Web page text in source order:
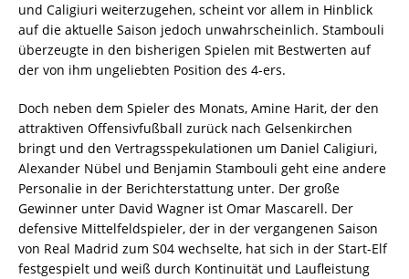
und Caligiuri weiterzugehen, scheint vor allem in Hinblick
auf die aktuelle Saison jedoch unwahrscheinlich. Stambouli
überzeugte in den bisherigen Spielen mit Bestwerten auf
der von ihm ungeliebten Position des 4-ers.
Doch neben dem Spieler des Monats, Amine Harit, der den
attraktiven Offensivfußball zurück nach Gelsenkirchen
bringt und den Vertragsspekulationen um Daniel Caligiuri,
Alexander Nübel und Benjamin Stambouli geht eine andere
Personalie in der Berichterstattung unter. Der große
Gewinner unter David Wagner ist Omar Mascarell. Der
defensive Mittelfeldspieler, der in der vergangenen Saison
von Real Madrid zum S04 wechselte, hat sich in der Start-Elf
festgespielt und weiß durch Kontinuität und Laufleistung